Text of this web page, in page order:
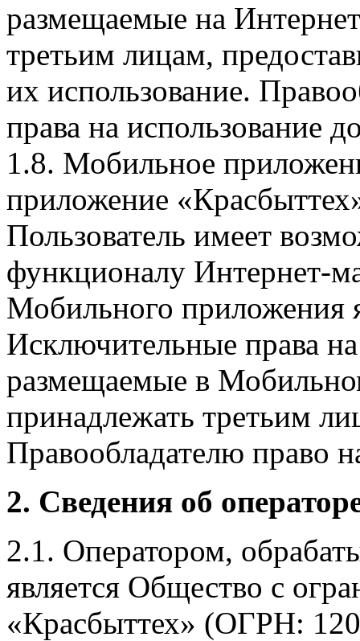
размещаемые на
третьим лицам,
их использование.
права на использование
1.8. Мобильное
приложение
Пользователь имеет
функционалу Интернет-
Мобильного приложения
Исключительные права
размещаемые в
принадлежать третьим
Правообладателю право
2. Сведения об
2.1. Оператором,
является Общество с
«Красбыттех» (ОГРН: